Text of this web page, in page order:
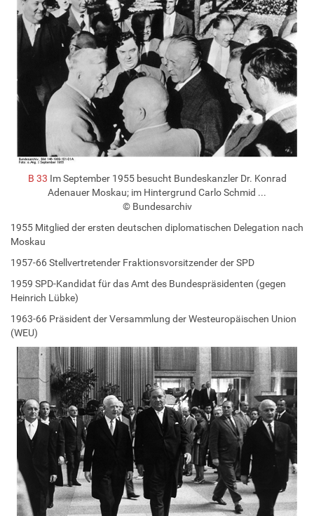
B 33 Im September 1955 besucht Bundeskanzler Dr. Konrad
Adenauer Moskau; im Hintergrund Carlo Schmid ...
© Bundesarchiv
1955 Mitglied der ersten deutschen diplomatischen Delegation nach
Moskau
1957-66 Stellvertretender Fraktionsvorsitzender der SPD
1959 SPD-Kandidat für das Amt des Bundespräsidenten (gegen
Heinrich Lübke)
1963-66 Präsident der Versammlung der Westeuropäischen Union
(WEU)